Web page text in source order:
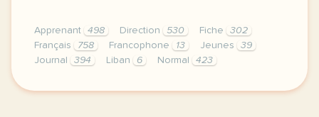
Apprenant 498 Direction 530 Fiche
302
Français
758 Francophone 13 Jeunes
39
Journal
394 Liban 6 Normal 423
didomi host didomi components button cursor